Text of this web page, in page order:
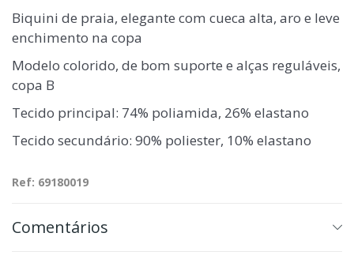
Biquini de praia, elegante com cueca alta, aro e leve
enchimento na copa
Modelo colorido, de bom suporte e alças reguláveis,
copa B
Tecido principal: 74% poliamida, 26% elastano
Tecido secundário: 90% poliester, 10% elastano
Ref: 69180019
Comentários